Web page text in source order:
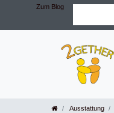
Zum Blog
Ausstattung